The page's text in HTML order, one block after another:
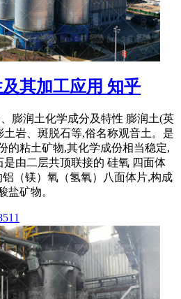
其加工应用 知乎
膨润土化学成分及特性 膨润土(英
土岩、斑脱石等,俗名称观音土。是
的粘土矿物,其化学成份相当稳定,
由二层共顶联接的 硅氧 四面体
（镁）氧（氢氧）八面体片,构成
盐矿物。